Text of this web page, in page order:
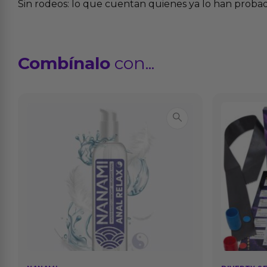
Sin rodeos: lo que cuentan quienes ya lo han
Combínalo con...